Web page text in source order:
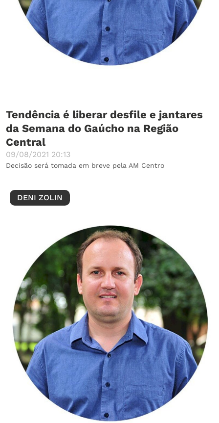
Tendência é liberar desfile e jantares
da Semana do Gaúcho na Região
Central
09/08/2021 20:13
Decisão será tomada em breve pela AM Centro
DENI ZOLIN